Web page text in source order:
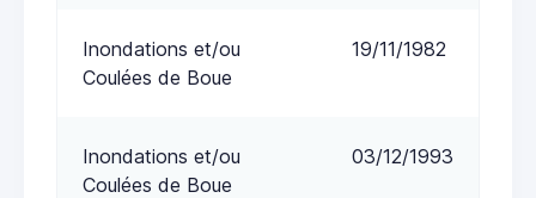
Inondations et/ou
Coulées de Boue
19/11/1982
Inondations et/ou
Coulées de Boue
03/12/1993